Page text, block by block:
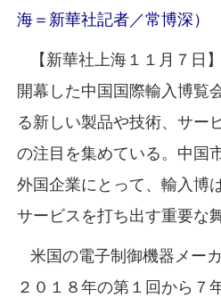
海＝新華社記者／常博深）
【新華社上海１１月７日
開幕した中国国際輸入博覧
る新しい製品や技術、サー
の注目を集めている。中国
外国企業にとって、輸入博
サービスを打ち出す重要な
米国の電子制御機器メー
２０１８年の第１回から７